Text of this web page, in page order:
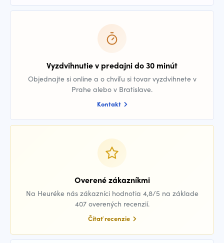
Vyzdvihnutie v predajni do 30 minút
Objednajte si online a o chvíľu si tovar vyzdvihnete v
Prahe alebo v Bratislave.
Kontakt
Overené zákazníkmi
Na Heuréke nás zákazníci hodnotia 4,8/5 na základe
407 overených recenzií.
Čítať recenzie